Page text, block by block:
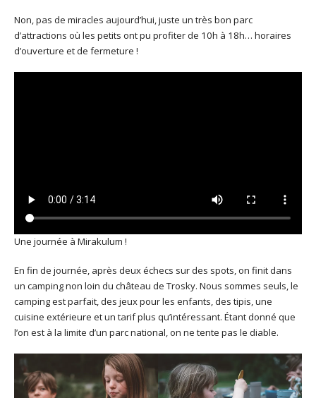
Non, pas de miracles aujourd’hui, juste un très bon parc
d’attractions où les petits ont pu profiter de 10h à 18h… horaires
d’ouverture et de fermeture !
Une journée à Mirakulum !
En fin de journée, après deux échecs sur des spots, on finit dans
un camping non loin du château de Trosky. Nous sommes seuls, le
camping est parfait, des jeux pour les enfants, des tipis, une
cuisine extérieure et un tarif plus qu’intéressant. Étant donné que
l’on est à la limite d’un parc national, on ne tente pas le diable.